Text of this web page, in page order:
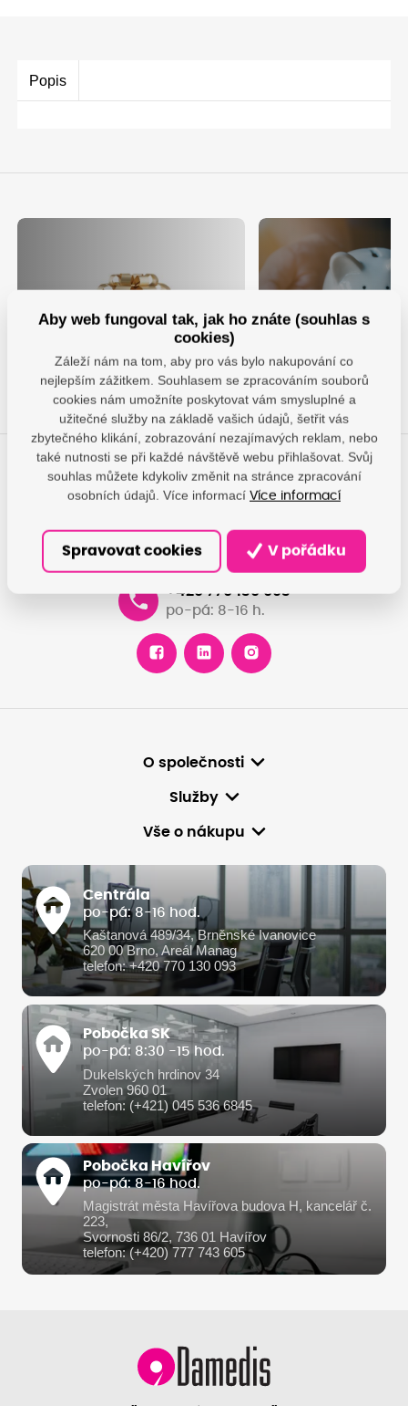
Popis
Nechte se obdarovat za
věrnost
Chci dárek
Využijte
pronájmu
Pronajmout
Máte otázky?
Dáme vám odpovědi, pomůžeme najít nejvhodnější řešení.
info@damedis.cz
+420 770 130 093
po-pá: 8-16 h.
O společnosti
Služby
Vše o nákupu
Centrála
po-pá: 8-16 hod.
Kaštanová 489/34, Brněnské Ivanovice
620 00 Brno, Areál Manag
telefon: +420 770 130 093
Pobočka SK
po-pá: 8:30 -15 hod.
Dukelských hrdinov 34
Zvolen 960 01
telefon: (+421) 045 536 6845
Pobočka Havířov
po-pá: 8-16 hod.
Magistrát města Havířova budova H, kancelář č.
223,
Svornosti 86/2, 736 01 Havířov
telefon: (+420) 777 743 605
Aby web fungoval tak, jak ho znáte (souhlas s
cookies)
Záleží nám na tom, aby pro vás bylo nakupování co
nejlepším zážitkem. Souhlasem se zpracováním souborů
cookies nám umožníte poskytovat vám smysluplné a
užitečné služby na základě vašich údajů, šetřit vás
zbytečného klikání, zobrazování nezajímavých reklam, nebo
také nutnosti se při každé návštěvě webu přihlašovat. Svůj
souhlas můžete kdykoliv změnit na stránce zpracování
osobních údajů. Více informací Více informací
Spravovat cookies V pořádku